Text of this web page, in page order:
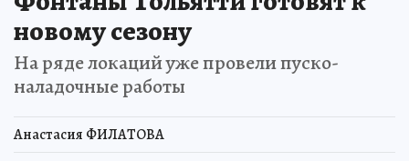
новому сезону
На ряде локаций уже провели пуско-
наладочные работы
Анастасия ФИЛАТОВА